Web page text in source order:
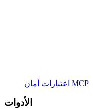
اعتبارات أمان MCP
الأدوات